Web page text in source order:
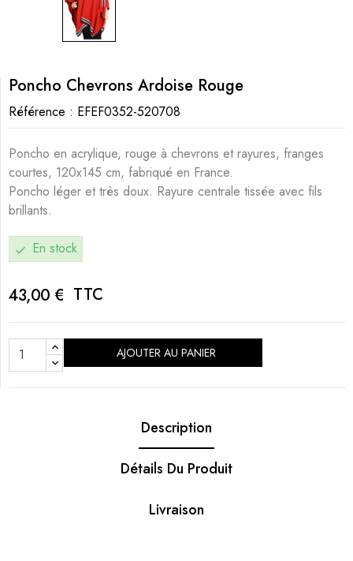
Poncho Chevrons Ardoise Rouge
Référence : EFEF0352-520708
Poncho en acrylique, rouge à chevrons et rayures, franges
courtes, 120x145 cm, fabriqué en France.
Poncho léger et très doux. Rayure centrale tissée avec fils
brillants.
check En stock
43,00 € TTC
AJOUTER AU PANIER
Description
Détails Du Produit
Livraison